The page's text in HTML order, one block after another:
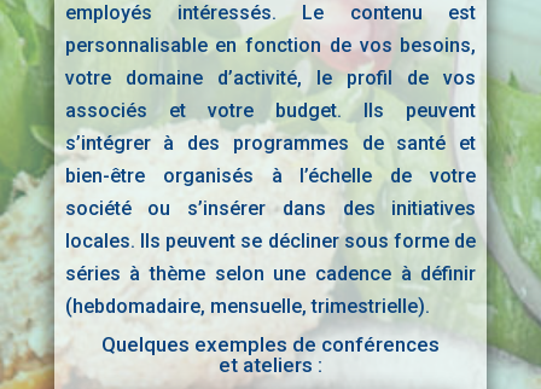
employés intéressés. Le contenu est
personnalisable en fonction de vos besoins,
votre domaine d’activité, le profil de vos
associés et votre budget. Ils peuvent
s’intégrer à des programmes de santé et
bien-être organisés à l’échelle de votre
société ou s’insérer dans des initiatives
locales. Ils peuvent se décliner sous forme de
séries à thème selon une cadence à définir
(hebdomadaire, mensuelle, trimestrielle).
Quelques exemples de conférences
et ateliers :